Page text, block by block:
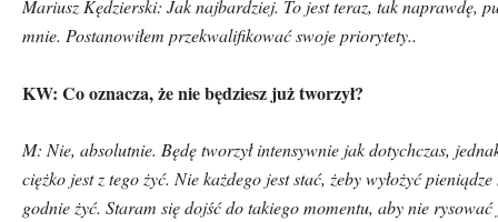
Mariusz Kędzierski: Jak najbardziej. To jest teraz, tak naprawdę,
mnie. Postanowiłem przekwalifikować swoje priorytety..
KW: Co oznacza, że nie będziesz już tworzył?
M: Nie, absolutnie. Będę tworzył intensywnie jak dotychczas,
ciężko jest z tego żyć. Nie każdego jest stać, żeby wyłożyć
godnie żyć. Staram się dojść do takiego momentu, aby nie rysować